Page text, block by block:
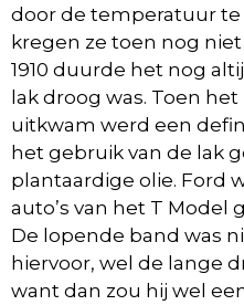
door de temperatuur
kregen ze toen nog
1910 duurde het nog
lak droog was. Toen
uitkwam werd een
het gebruik van de lak
plantaardige olie. Ford
auto’s van het T
De lopende band was
hiervoor, wel de lange
want dan zou hij wel